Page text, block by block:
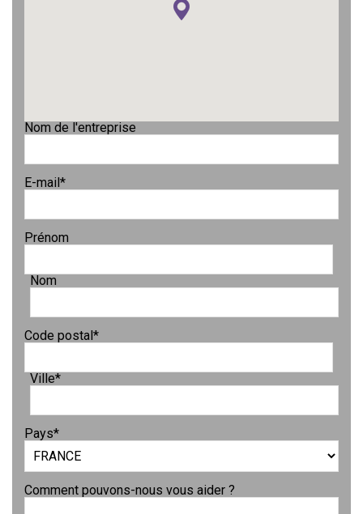
Nom de l'entreprise
E-mail*
Prénom
Nom
Code postal*
Ville*
Pays*
Comment pouvons-nous vous aider ?